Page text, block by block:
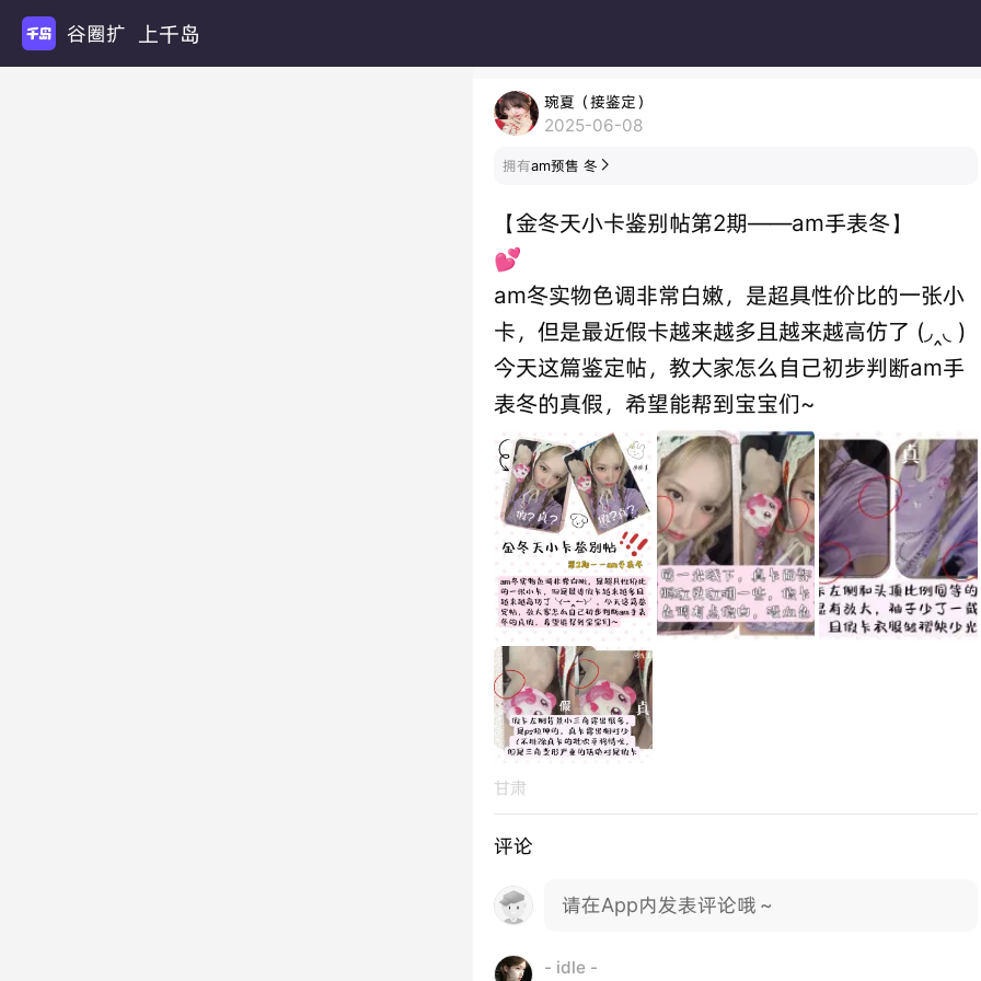
谷圈扩列 上千岛
琬夏（接鉴定）
2025-06-08
拥有am预售 冬 
【金冬天小卡鉴别帖第2期——am手表冬】
💕
am冬实物色调非常白嫩，是超具性价比的一张小
卡，但是最近假卡越来越多且越来越高仿了 (◞‸◟ )
今天这篇鉴定帖，教大家怎么自己初步判断am手
表冬的真假，希望能帮到宝宝们~
甘肃
评论
请在App内发表评论哦～
- idle -